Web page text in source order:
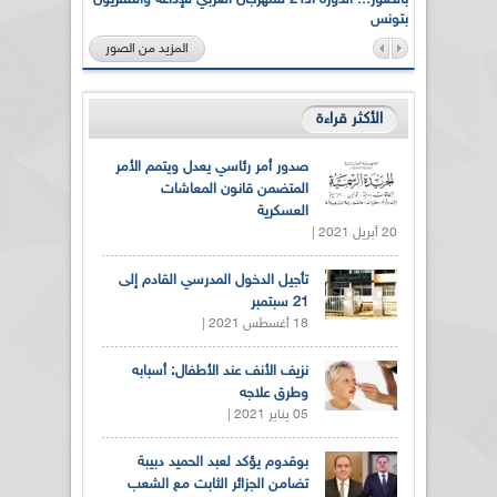
بتونس
المزيد من الصور
الأكثر قراءة
صدور أمر رئاسي يعدل ويتمم الأمر
المتضمن قانون المعاشات
العسكرية
20 أبريل 2021 |
تأجيل الدخول المدرسي القادم إلى
21 سبتمبر
18 أغسطس 2021 |
نزيف الأنف عند الأطفال: أسبابه
وطرق علاجه
05 يناير 2021 |
بوقدوم يؤكد لعبد الحميد دبيبة
تضامن الجزائر الثابت مع الشعب